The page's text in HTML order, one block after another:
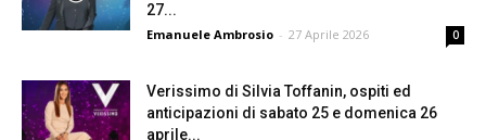
27...
Emanuele Ambrosio - 27 Aprile 2026 0
Verissimo di Silvia Toffanin, ospiti ed
anticipazioni di sabato 25 e domenica 26
aprile...